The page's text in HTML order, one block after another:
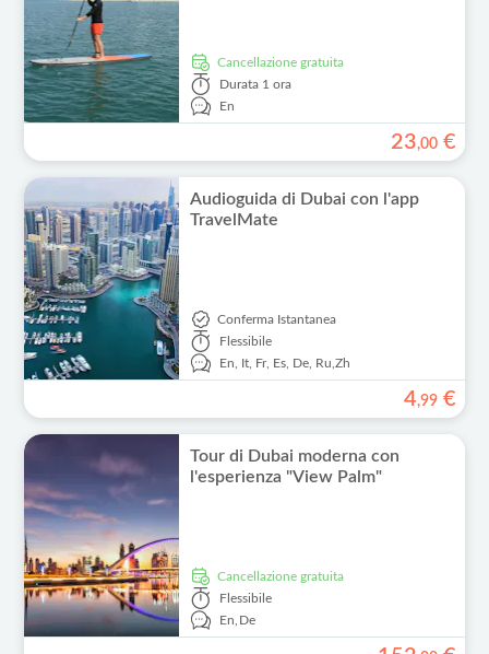
Cancellazione gratuita
Durata 1 ora
En
23,00 €
Audioguida di Dubai con l'app
TravelMate
Conferma Istantanea
Flessibile
En,
It, Fr, Es, De, Ru,Zh
4,99 €
Tour di Dubai moderna con
l'esperienza "View Palm"
Cancellazione gratuita
Flessibile
En,De